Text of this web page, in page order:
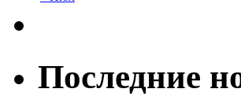
Последние